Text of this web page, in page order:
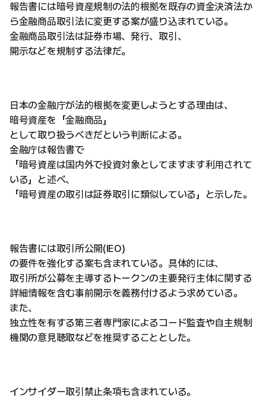
報告書には暗号資産規制の法的根拠を既存の資金決済法か
ら金融商品取引法に変更する案が盛り込まれている。
金融商品取引法は証券市場、発行、取引、
開示などを規制する法律だ。
日本の金融庁が法的根拠を変更しようとする理由は、
暗号資産を「金融商品」
として取り扱うべきだという判断による。
金融庁は報告書で
「暗号資産は国内外で投資対象としてますます利用されて
いる」と述べ、
「暗号資産の取引は証券取引に類似している」と示した。
報告書には取引所公開(IEO)
の要件を強化する案も含まれている。具体的には、
取引所が公募を主導するトークンの主要発行主体に関する
詳細情報を含む事前開示を義務付けるよう求めている。
また、
独立性を有する第三者専門家によるコード監査や自主規制
機関の意見聴取などを推奨することとした。
インサイダー取引禁止条項も含まれている。